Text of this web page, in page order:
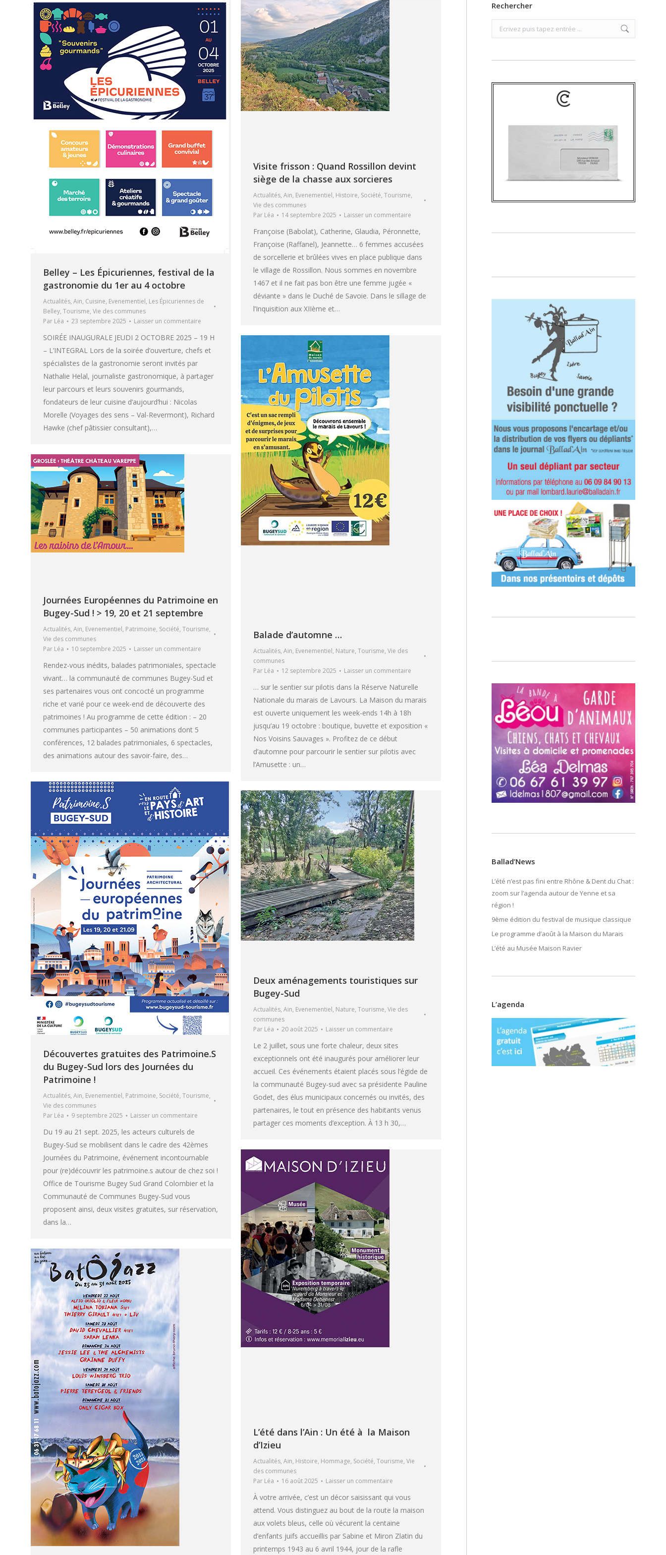
Belley – Les Épicuriennes, festival de la
gastronomie du 1er au 4 octobre
Actualités, Ain, Cuisine, Evenementiel, Les Épicuriennes de
Belley, Tourisme, Vie des communes
Par Léa 23 septembre 2025 Laisser un commentaire
SOIRÉE INAUGURALE JEUDI 2 OCTOBRE 2025 – 19 H
– L’INTEGRAL Lors de la soirée d’ouverture, chefs et
spécialistes de la gastronomie seront invités par
Nathalie Helal, journaliste gastronomique, à partager
leur parcours et leurs souvenirs gourmands,
fondateurs de leur cuisine d’aujourd’hui : Nicolas
Morelle (Voyages des sens – Val-Revermont), Richard
Hawke (chef pâtissier consultant),…
Visite frisson : Quand Rossillon devint
siège de la chasse aux sorcieres
Actualités, Ain, Evenementiel, Histoire, Société, Tourisme,
Vie des communes
Par Léa 14 septembre 2025 Laisser un commentaire
Françoise (Babolat), Catherine, Glaudia, Péronnette,
Françoise (Raffanel), Jeannette… 6 femmes accusées
de sorcellerie et brûlées vives en place publique dans
le village de Rossillon. Nous sommes en novembre
1467 et il ne fait pas bon être une femme jugée «
déviante » dans le Duché de Savoie. Dans le sillage de
l’Inquisition aux XIIème et…
Balade d’automne …
Actualités, Ain, Evenementiel, Nature, Tourisme, Vie des
communes
Par Léa 12 septembre 2025 Laisser un commentaire
… sur le sentier sur pilotis dans la Réserve Naturelle
Nationale du marais de Lavours. La Maison du marais
est ouverte uniquement les week-ends 14h à 18h
jusqu’au 19 octobre : boutique, buvette et exposition «
Nos Voisins Sauvages ». Profitez de ce début
d’automne pour parcourir le sentier sur pilotis avec
l’Amusette : un…
Journées Européennes du Patrimoine en
Bugey-Sud ! > 19, 20 et 21 septembre
Actualités, Ain, Evenementiel, Patrimoine, Société, Tourisme,
Vie des communes
Par Léa 10 septembre 2025 Laisser un commentaire
Rendez-vous inédits, balades patrimoniales, spectacle
vivant… la communauté de communes Bugey-Sud et
ses partenaires vous ont concocté un programme
riche et varié pour ce week-end de découverte des
patrimoines ! Au programme de cette édition : – 20
communes participantes – 50 animations dont 5
conférences, 12 balades patrimoniales, 6 spectacles,
des animations autour des savoir-faire, des…
Découvertes gratuites des Patrimoine.S
du Bugey-Sud lors des Journées du
Patrimoine !
Actualités, Ain, Evenementiel, Patrimoine, Société, Tourisme,
Vie des communes
Par Léa 9 septembre 2025 Laisser un commentaire
Du 19 au 21 sept. 2025, les acteurs culturels de
Bugey-Sud se mobilisent dans le cadre des 42èmes
Journées du Patrimoine, événement incontournable
pour (re)découvrir les patrimoine.s autour de chez soi !
Office de Tourisme Bugey Sud Grand Colombier et la
Communauté de Communes Bugey-Sud vous
proposent ainsi, deux visites gratuites, sur réservation,
dans la…
Deux aménagements touristiques sur
Bugey-Sud
Actualités, Ain, Evenementiel, Nature, Tourisme, Vie des
communes
Par Léa 20 août 2025 Laisser un commentaire
Le 2 juillet, sous une forte chaleur, deux sites
exceptionnels ont été inaugurés pour améliorer leur
accueil. Ces événements étaient placés sous l’égide de
la communauté Bugey-sud avec sa présidente Pauline
Godet, des élus municipaux concernés ou invités, des
partenaires, le tout en présence des habitants venus
partager ces moments d’exception. À 13 h 30,…
L’été dans l’Ain : Un été à la Maison
d’Izieu
Actualités, Ain, Histoire, Hommage, Société, Tourisme, Vie
des communes
Par Léa 16 août 2025 Laisser un commentaire
À votre arrivée, c’est un décor saisissant qui vous
attend. Vous distinguez au bout de la route la maison
aux volets bleus, celle où vécurent la centaine
d’enfants juifs accueillis par Sabine et Miron Zlatin du
printemps 1943 au 6 avril 1944, jour de la rafle
Rechercher
Search:
Ballad’News
L’été n’est pas fini entre Rhône & Dent du Chat :
zoom sur l’agenda autour de Yenne et sa
région !
9ème édition du festival de musique classique
Le programme d’août à la Maison du Marais
L’été au Musée Maison Ravier
L’agenda